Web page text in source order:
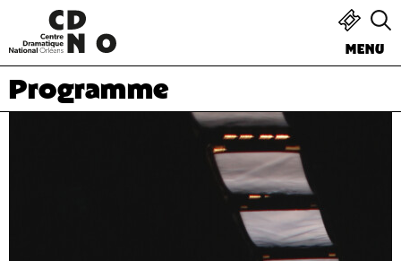
MENU
Programme